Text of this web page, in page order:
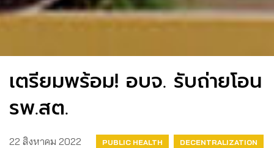
เตรียมพร้อม! อบจ. รับถ่ายโอน
รพ.สต.
22 สิงหาคม 2022 PUBLIC HEALTH DECENTRALIZATION